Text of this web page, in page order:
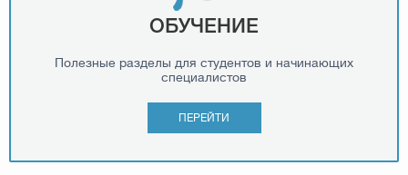
ОБУЧЕНИЕ
Полезные разделы для студентов и начинающих
специалистов
ПЕРЕЙТИ